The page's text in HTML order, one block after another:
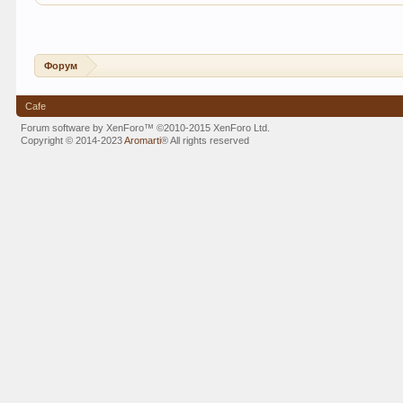
Форум
Cafe
Forum software by XenForo™©2010-2015 XenForo Ltd.
Copyright © 2014-2023Aromarti®All rights reserved